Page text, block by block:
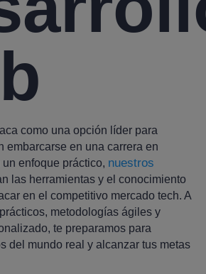
como una opción líder para
embarcarse en una carrera en
enfoque práctico, nuestros
las herramientas y el conocimiento
en el competitivo mercado tech. A
metodologías ágiles y
te preparamos para
del mundo real y alcanzar tus metas